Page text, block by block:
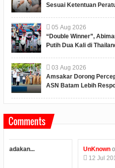
Sesuai Ketentuan
05 Aug 2026
“Double Winner”,
Putih Dua Kali di
03 Aug 2026
Amsakar Dorong
ASN Batam Lebih
Comments
UnKnown
kelas bukan satu